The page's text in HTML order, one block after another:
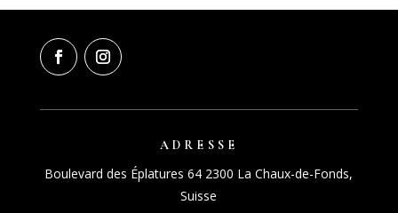
ADRESSE
Boulevard des Éplatures 64 2300 La Chaux-de-Fonds,
Suisse